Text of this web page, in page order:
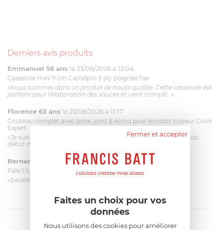
Derniers avis produits
Emmanuel 56 ans le 23/06/2026 à 12:04
Casserole mini 9 cm Castelpro 5 ply poignée fixe
«Nous sommes dans un produit de haute qualité. Cette casserole est
parfaite pour l'élaboration des sauces et vient complé...»
Florence 63 ans le 23/06/2026 à 11:17
Couteau complet avec lame, joint & écrou pour le robot cuiseur Cook
Expert
«Je suis satisfaite du couteau Magimix. L'écrou est un peu dur au
début mais ça le fait. La livraison a été très rapide. ...»
Bernard le 23/06/2026 à 09:43
Pale 1.1L pour Glacier Magimix 11031/121/123/124
«Excellent: produit et livraison»
Fermer et accepter
Faites un choix pour vos
données
Nous utilisons des cookies pour améliorer